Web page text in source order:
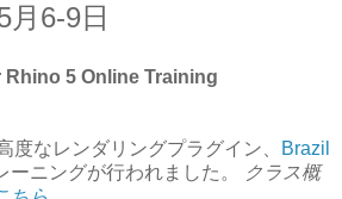
6-9日
Rhino 5 Online Training
度なレンダリングプラグイン、
Brazil
ーニングが行われました。
クラス概